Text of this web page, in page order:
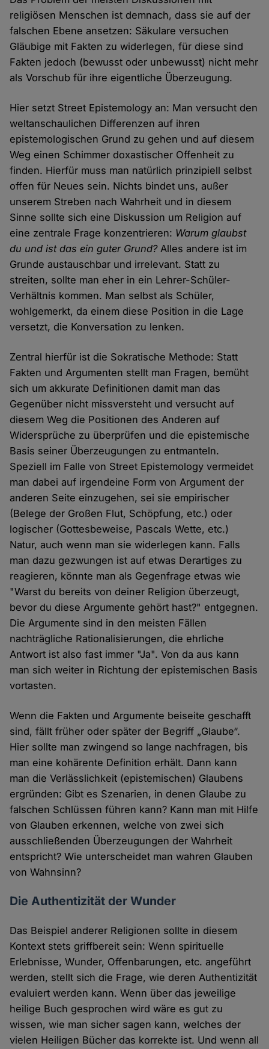
religiösen Menschen ist demnach, dass sie auf der
falschen Ebene ansetzen: Säkulare versuchen
Gläubige mit Fakten zu widerlegen, für diese sind
Fakten jedoch (bewusst oder unbewusst) nicht mehr
als Vorschub für ihre eigentliche Überzeugung.
Hier setzt Street Epistemology an: Man versucht den
weltanschaulichen Differenzen auf ihren
epistemologischen Grund zu gehen und auf diesem
Weg einen Schimmer doxastischer Offenheit zu
finden. Hierfür muss man natürlich prinzipiell selbst
offen für Neues sein. Nichts bindet uns, außer
unserem Streben nach Wahrheit und in diesem
Sinne sollte sich eine Diskussion um Religion auf
eine zentrale Frage konzentrieren: Warum glaubst
du und ist das ein guter Grund?Alles andere ist im
Grunde austauschbar und irrelevant. Statt zu
streiten, sollte man eher in ein Lehrer-Schüler-
Verhältnis kommen. Man selbst als Schüler,
wohlgemerkt, da einem diese Position in die Lage
versetzt, die Konversation zu lenken.
Zentral hierfür ist die Sokratische Methode: Statt
Fakten und Argumenten stellt man Fragen, bemüht
sich um akkurate Definitionen damit man das
Gegenüber nicht missversteht und versucht auf
diesem Weg die Positionen des Anderen auf
Widersprüche zu überprüfen und die epistemische
Basis seiner Überzeugungen zu entmanteln.
Speziell im Falle von Street Epistemology vermeidet
man dabei auf irgendeine Form von Argument der
anderen Seite einzugehen, sei sie empirischer
(Belege der Großen Flut, Schöpfung, etc.) oder
logischer (Gottesbeweise, Pascals Wette, etc.)
Natur, auch wenn man sie widerlegen kann. Falls
man dazu gezwungen ist auf etwas Derartiges zu
reagieren, könnte man als Gegenfrage etwas wie
"Warst du bereits von deiner Religion überzeugt,
bevor du diese Argumente gehört hast?" entgegnen.
Die Argumente sind in den meisten Fällen
nachträgliche Rationalisierungen, die ehrliche
Antwort ist also fast immer "Ja". Von da aus kann
man sich weiter in Richtung der epistemischen Basis
vortasten.
Wenn die Fakten und Argumente beiseite geschafft
sind, fällt früher oder später der Begriff „Glaube“.
Hier sollte man zwingend so lange nachfragen, bis
man eine kohärente Definition erhält. Dann kann
man die Verlässlichkeit (epistemischen) Glaubens
ergründen: Gibt es Szenarien, in denen Glaube zu
falschen Schlüssen führen kann? Kann man mit Hilfe
von Glauben erkennen, welche von zwei sich
ausschließenden Überzeugungen der Wahrheit
entspricht? Wie unterscheidet man wahren Glauben
von Wahnsinn?
Die Authentizität der Wunder
Das Beispiel anderer Religionen sollte in diesem
Kontext stets griffbereit sein: Wenn spirituelle
Erlebnisse, Wunder, Offenbarungen, etc. angeführt
werden, stellt sich die Frage, wie deren Authentizität
evaluiert werden kann. Wenn über das jeweilige
heilige Buch gesprochen wird wäre es gut zu
wissen, wie man sicher sagen kann, welches der
vielen Heiligen Bücher das korrekte ist. Und wenn all